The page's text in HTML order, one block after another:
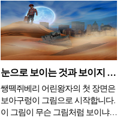
긴장과 이완을 반복합니다. 이 둘
이 서로 균형을 이루면 건강한 상
태가 유지되지만 한쪽으로 기울어
진 상태가 지속되면 몸의 건강도
나빠질 수밖에 없습니다. 긴장이
지속되면 몸은 수축되고 마음은...
눈으로 보이는 것과 보이지 않는 것
쌩떽쥐베리 어린왕자의 첫 장면은
보아구렁이 그림으로 시작합니다.
이 그림이 무슨 그림처럼 보이냐고